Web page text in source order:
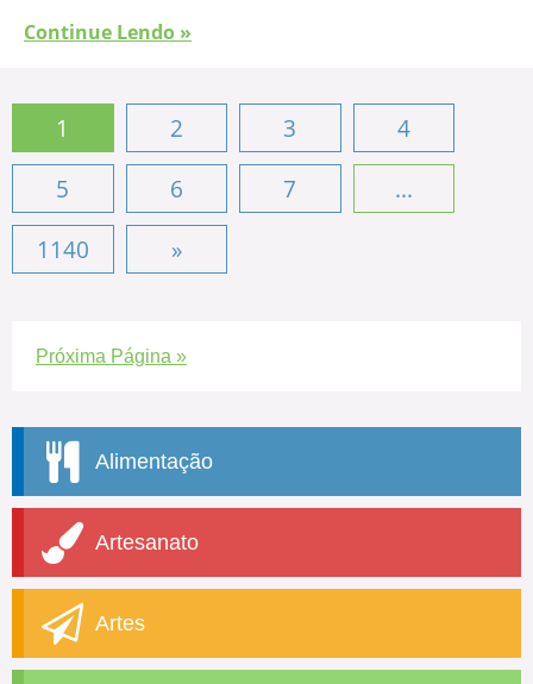
Continue Lendo »
1 2 3
4
5
6 7
...
1140
»
Próxima Página »
Alimentação
Artesanato
Artes